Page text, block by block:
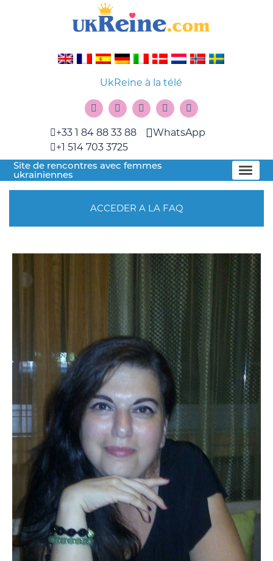
UkReine à la télé
+33 1 84 88 33 88
+1 514 703 3725
WhatsApp
Site de rencontres avec femmes
ukrainiennes
ACCEDER A LA FAQ